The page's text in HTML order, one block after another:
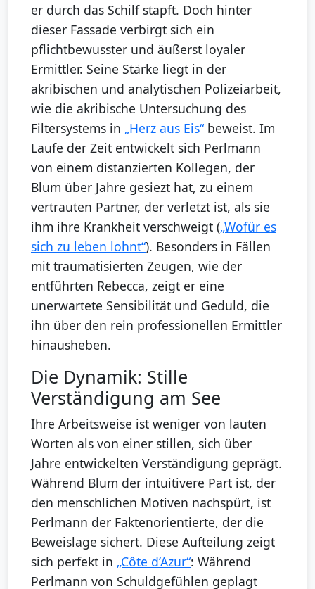
er durch das Schilf stapft. Doch hinter
dieser Fassade verbirgt sich ein
pflichtbewusster und äußerst loyaler
Ermittler. Seine Stärke liegt in der
akribischen und analytischen Polizeiarbeit,
wie die akribische Untersuchung des
Filtersystems in „Herz aus Eis“ beweist. Im
Laufe der Zeit entwickelt sich Perlmann
von einem distanzierten Kollegen, der
Blum über Jahre gesiezt hat, zu einem
vertrauten Partner, der verletzt ist, als sie
ihm ihre Krankheit verschweigt („Wofür es
sich zu leben lohnt“). Besonders in Fällen
mit traumatisierten Zeugen, wie der
entführten Rebecca, zeigt er eine
unerwartete Sensibilität und Geduld, die
ihn über den rein professionellen Ermittler
hinausheben.
Die Dynamik: Stille
Verständigung am See
Ihre Arbeitsweise ist weniger von lauten
Worten als von einer stillen, sich über
Jahre entwickelten Verständigung geprägt.
Während Blum der intuitivere Part ist, der
den menschlichen Motiven nachspürt, ist
Perlmann der Faktenorientierte, der die
Beweislage sichert. Diese Aufteilung zeigt
sich perfekt in „Côte d’Azur“: Während
Perlmann von Schuldgefühlen geplagt